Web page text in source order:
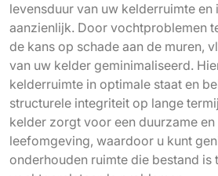
levensduur van uw kelderruimte
aanzienlijk. Door vochtproblemen
de kans op schade aan de muren,
van uw kelder geminimaliseerd.
kelderruimte in optimale staat en
structurele integriteit op lange
kelder zorgt voor een duurzame
leefomgeving, waardoor u kunt
onderhouden ruimte die bestand is